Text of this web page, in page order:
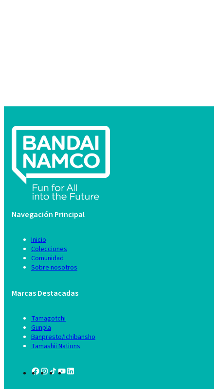
Navegación Principal
Inicio
Colecciones
Comunidad
Sobre nosotros
Marcas Destacadas
Tamagotchi
Gunpla
Banpresto/Ichibansho
Tamashii Nations